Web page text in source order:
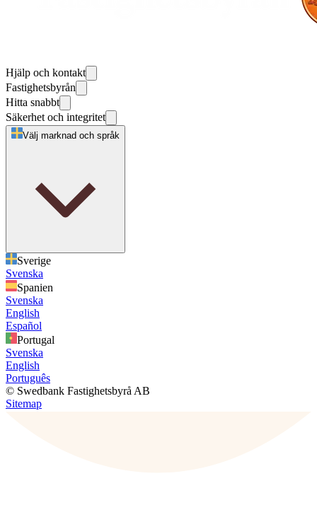
Hjälp och kontakt
Fastighetsbyrån
Hitta snabbt
Säkerhet och integritet
Välj marknad och språk
Sverige
Svenska
Spanien
Svenska
English
Español
Portugal
Svenska
English
Português
© Swedbank Fastighetsbyrå AB
Sitemap